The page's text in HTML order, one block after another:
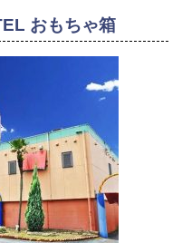
おもちゃ箱